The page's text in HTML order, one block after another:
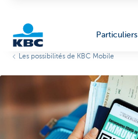
Particuliers
Les possibilités de KBC Mobile